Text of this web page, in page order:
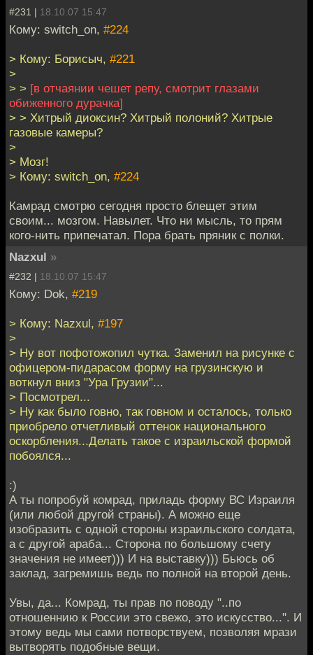
#231 | 18.10.07 15:47
Кому: switch_on, #224
> Кому: Борисыч, #221
>
> > [в отчаянии чешет репу, смотрит глазами
обиженного дурачка]
> > Хитрый диоксин? Хитрый полоний? Хитрые
газовые камеры?
>
> Мозг!
> Кому: switch_on, #224
Камрад смотрю сегодня просто блещет этим
своим... мозгом. Навылет. Что ни мысль, то прям
кого-нить припечатал. Пора брать пряник с полки.
Nazxul »
#232 | 18.10.07 15:47
Кому: Dok, #219
> Кому: Nazxul, #197
>
> Ну вот пофотожопил чутка. Заменил на рисунке с
офицером-пидарасом форму на грузинскую и
воткнул вниз "Ура Грузии"...
> Посмотрел...
> Ну как было говно, так говном и осталось, только
приобрело отчетливый оттенок национального
оскорбления...Делать такое с израильской формой
побоялся...
:)
А ты попробуй комрад, приладь форму ВС Израиля
(или любой другой страны). А можно еще
изобразить с одной стороны израильского солдата,
а с другой араба... Сторона по большому счету
значения не имеет))) И на выставку))) Бьюсь об
заклад, загремишь ведь по полной на второй день.
Увы, да... Комрад, ты прав по поводу "..по
отношеннию к России это свежо, это искусство...". И
этому ведь мы сами потворствуем, позволяя мрази
вытворять подобные вещи.